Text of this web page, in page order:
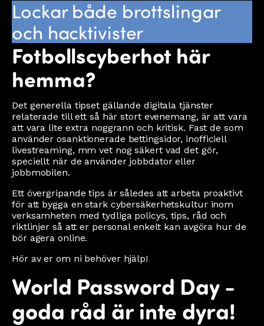
Lockar både brottslingar
och hacktivister
Fotbollscyberhot här
hemma?
Det generella tipset gällande digitala tjänster
relaterade till ett så här stort evenemang, är att vara
att vara lite extra noggrann och kritisk. Fast de som
använder osanktionerade bettingsidor, inofficiell
livestreaming, mm vet nog säkert vad det gör,
speciellt när de använder jobbdator eller
jobbmobilen.
Ett övergripande tips är således att arbeta proaktivt
för att bygga en stark cybersäkerhetskultur inom
verksamheten med tydliga policys, tips, råd och
riktlinjer så att er personal enkelt kan avgöra hur de
bör agera online.
Hör av er om ni behöver hjälp!
World Password Day -
goda råd är inte dyra!